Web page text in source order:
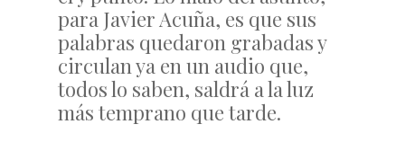
para Javier Acuña, es que sus
palabras quedaron grabadas y
circulan ya en un audio que,
todos lo saben, saldrá a la luz
más temprano que tarde.